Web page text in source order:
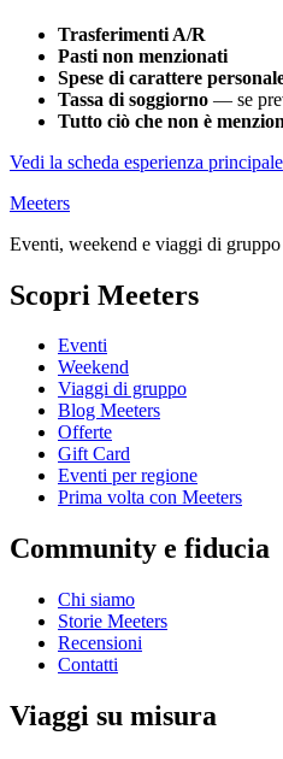
Trasferimenti A/R
Pasti non menzionati
Spese di carattere
Tassa di soggiorno — se
Tutto ciò che non è
Vedi la scheda esperienza principale
Meeters
Eventi, weekend e viaggi di
Scopri Meeters
Eventi
Weekend
Viaggi di gruppo
Blog Meeters
Offerte
Gift Card
Eventi per regione
Prima volta con Meeters
Community e fiducia
Chi siamo
Storie Meeters
Recensioni
Contatti
Viaggi su misura